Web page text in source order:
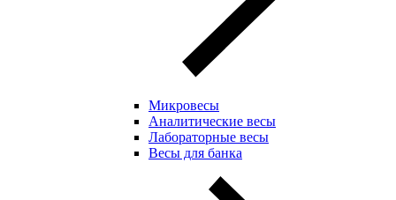
Микровесы
Аналитические весы
Лабораторные весы
Весы для банка